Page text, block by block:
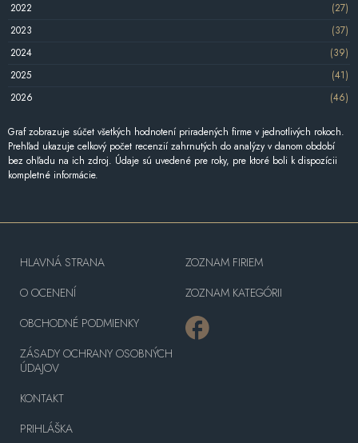
2022
(27)
2023
(37)
2024
(39)
2025
(41)
2026
(46)
Graf zobrazuje súčet všetkých hodnotení priradených firme v jednotlivých rokoch.
Prehľad ukazuje celkový počet recenzií zahrnutých do analýzy v danom období
bez ohľadu na ich zdroj. Údaje sú uvedené pre roky, pre ktoré boli k dispozícii
kompletné informácie.
HLAVNÁ STRANA
O OCENENÍ
OBCHODNÉ PODMIENKY
ZÁSADY OCHRANY OSOBNÝCH
ÚDAJOV
KONTAKT
PRIHLÁŠKA
ZOZNAM FIRIEM
ZOZNAM KATEGÓRII